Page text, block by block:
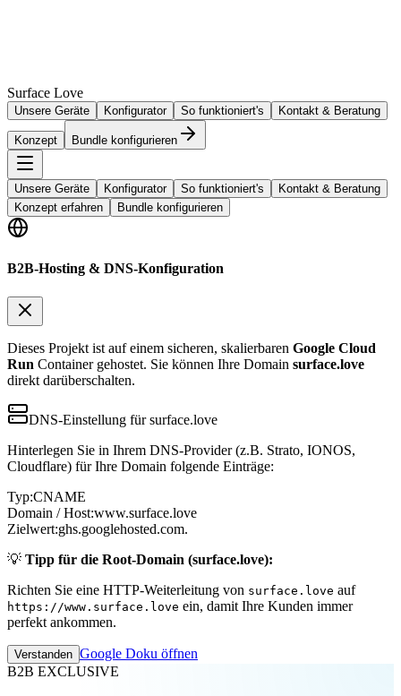
Surface Love
Unsere Geräte Konfigurator So funktioniert's Kontakt & Beratung
Konzept Bundle konfigurieren
Unsere Geräte Konfigurator So funktioniert's
Kontakt & Beratung
Konzept erfahren
Bundle konfigurieren
B2B-Hosting & DNS-Konfiguration
Dieses Projekt ist auf einem sicheren, skalierbaren Google Cloud
Run Container gehostet. Sie können Ihre Domain surface.love
direkt darüberschalten.
DNS-Einstellung für surface.love
Hinterlegen Sie in Ihrem DNS-Provider (z.B. Strato, IONOS,
Cloudflare) für Ihre Domain folgende Einträge:
Typ:CNAME
Domain / Host:www.surface.love
Zielwert:ghs.googlehosted.com.
💡 Tipp für die Root-Domain (surface.love):
Richten Sie eine HTTP-Weiterleitung von surface.love auf
https://www.surface.love ein, damit Ihre Kunden immer
perfekt ankommen.
Verstanden Google Doku öffnen
B2B EXCLUSIVE